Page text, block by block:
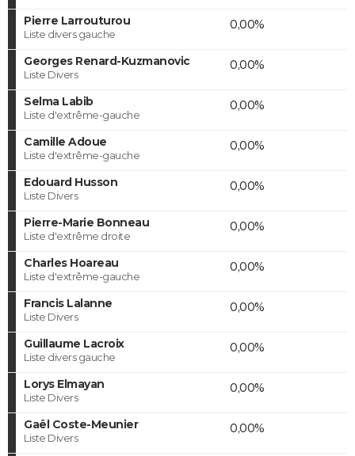
Pierre Larrouturou
Liste divers gauche
0,00%
Georges Renard-Kuzmanovic
Liste Divers
0,00%
Selma Labib
Liste d'extrême-gauche
0,00%
Camille Adoue
Liste d'extrême-gauche
0,00%
Edouard Husson
Liste Divers
0,00%
Pierre-Marie Bonneau
Liste d'extrême droite
0,00%
Charles Hoareau
Liste d'extrême-gauche
0,00%
Francis Lalanne
Liste Divers
0,00%
Guillaume Lacroix
Liste divers gauche
0,00%
Lorys Elmayan
Liste Divers
0,00%
Gaël Coste-Meunier
Liste Divers
0,00%